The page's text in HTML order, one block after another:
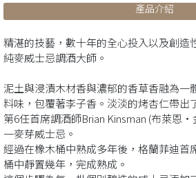
產品介紹
精湛的技藝，數十年的全心投入以及創造
純麥威士忌調酒大師。
泥土與浸漬木材香與濃郁的香草香融為一
料味，包覆著李子香。淡淡的烤杏仁帶出
第6任首席調酒師Brian Kinsman (布萊恩
一麥芽威士忌。
經過在橡木桶中熟成多年後，格蘭菲迪首
桶中靜置幾年，完成熟成。